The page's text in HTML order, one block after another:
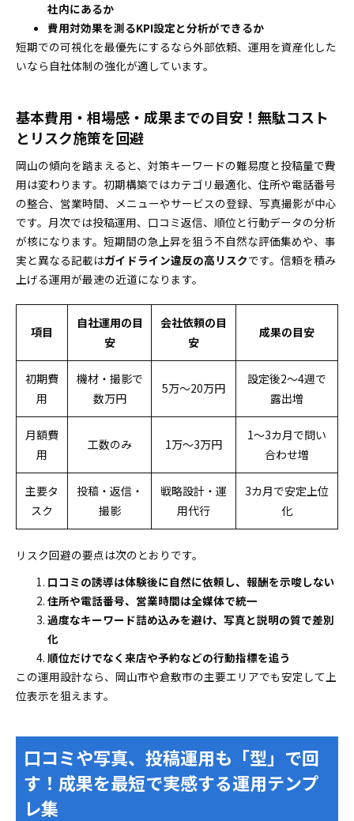
社内にあるか
費用対効果を測るKPI設定と分析ができるか
短期での可視化を最優先にするなら外部依頼、運用を資産化した
いなら自社体制の強化が適しています。
基本費用・相場感・成果までの目安！無駄コスト
とリスク施策を回避
岡山の傾向を踏まえると、対策キーワードの難易度と投稿量で費
用は変わります。初期構築ではカテゴリ最適化、住所や電話番号
の整合、営業時間、メニューやサービスの登録、写真撮影が中心
です。月次では投稿運用、口コミ返信、順位と行動データの分析
が核になります。短期間の急上昇を狙う不自然な評価集めや、事
実と異なる記載はガイドライン違反の高リスクです。信頼を積み
上げる運用が最速の近道になります。
項目
自社運用の目
安
会社依頼の目
安
成果の目安
初期費
用
機材・撮影で
数万円
5万〜20万円
設定後2〜4週で
露出増
月額費
用
工数のみ 1万〜3万円
1〜3カ月で問い
合わせ増
主要タ
スク
投稿・返信・
撮影
戦略設計・運
用代行
3カ月で安定上位
化
リスク回避の要点は次のとおりです。
口コミの誘導は体験後に自然に依頼し、報酬を示唆しない
住所や電話番号、営業時間は全媒体で統一
過度なキーワード詰め込みを避け、写真と説明の質で差別
化
順位だけでなく来店や予約などの行動指標を追う
この運用設計なら、岡山市や倉敷市の主要エリアでも安定して上
位表示を狙えます。
口コミや写真、投稿運用も「型」で回
す！成果を最短で実感する運用テンプ
レ集